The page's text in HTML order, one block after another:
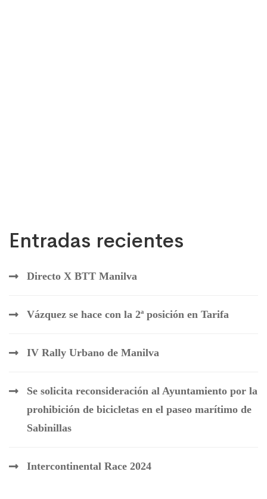
Entradas recientes
Directo X BTT Manilva
Vázquez se hace con la 2ª posición en Tarifa
IV Rally Urbano de Manilva
Se solicita reconsideración al Ayuntamiento por la
prohibición de bicicletas en el paseo marítimo de
Sabinillas
Intercontinental Race 2024